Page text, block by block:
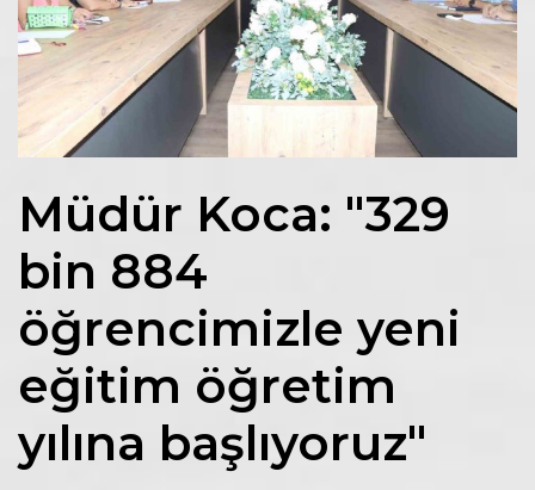
Müdür Koca: "329
bin 884
öğrencimizle yeni
eğitim öğretim
yılına başlıyoruz"